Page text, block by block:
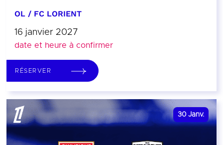
OL / FC LORIENT
16 janvier 2027
date et heure à confirmer
RÉSERVER
30 Janv.